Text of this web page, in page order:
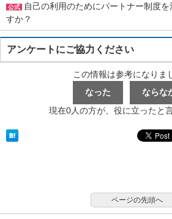
公式
自己の利用のためにパートナー制度
すか？
アンケートにご協力ください
この情報は参考になりま
現在0人の方が、役に立ったと
ページの先頭へ